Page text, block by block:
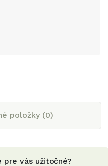
položky (0)
vás užitočné?